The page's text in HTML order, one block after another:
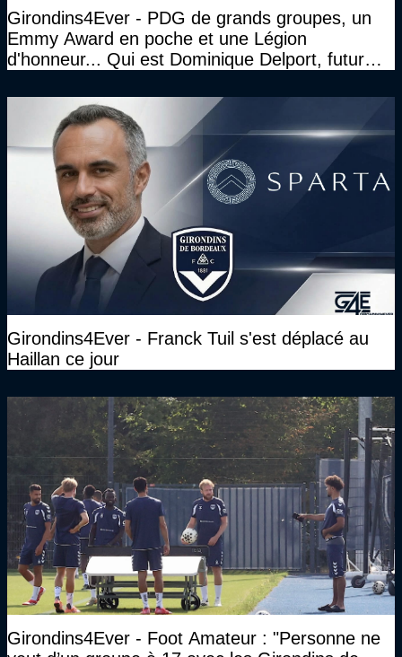
Girondins4Ever - PDG de grands groupes, un
Emmy Award en poche et une Légion
d'honneur... Qui est Dominique Delport, futur
Girondins4Ever - Franck Tuil s'est déplacé au
Haillan ce jour
Girondins4Ever - Foot Amateur : "Personne ne